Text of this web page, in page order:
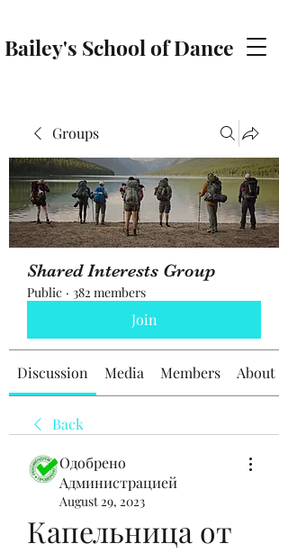
Bailey's School of Dance
Groups
Shared Interests Group
Public · 382 members
Join
Discussion Media Members About
Back
Одобрено
Администрацией
August 29, 2023
Капельница от